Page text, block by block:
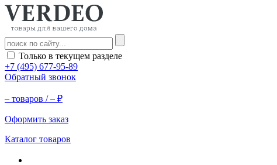
Только в текущем разделе
+7 (495) 677-95-89
Обратный звонок
– товаров /– ₽
Оформить заказ
Каталог товаров